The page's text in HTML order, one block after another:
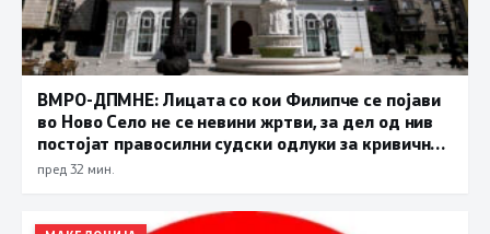
ВМРО-ДПМНЕ: Лицата со кои Филипче се појави
во Ново Село не се невини жртви, за дел од нив
постојат правосилни судски одлуки за кривични
дела
пред 32 мин.